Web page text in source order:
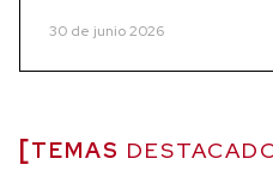
30 de junio 2026
TEMAS